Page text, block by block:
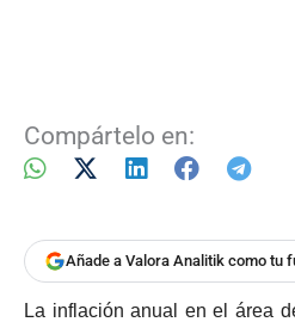
Compártelo en:
Añade a Valora Analitik como tu
La inflación anual en el área